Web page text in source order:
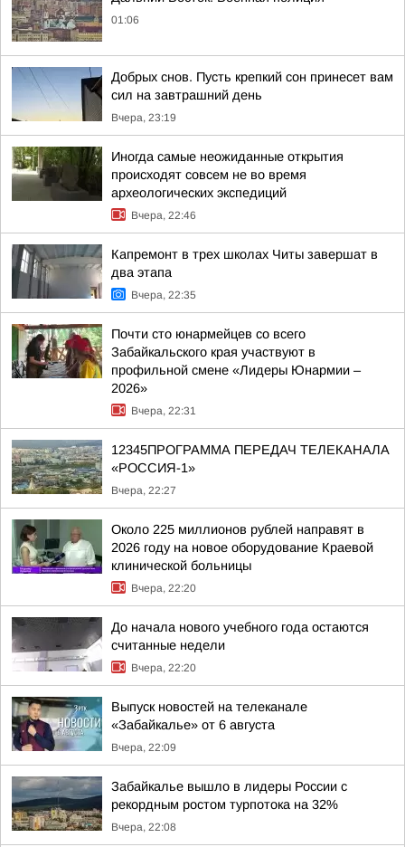
01:06
Добрых снов. Пусть крепкий сон принесет вам
сил на завтрашний день
Вчера, 23:19
Иногда самые неожиданные открытия
происходят совсем не во время
археологических экспедиций
Вчера, 22:46
Капремонт в трех школах Читы завершат в
два этапа
Вчера, 22:35
Почти сто юнармейцев со всего
Забайкальского края участвуют в
профильной смене «Лидеры Юнармии –
2026»
Вчера, 22:31
12345ПРОГРАММА ПЕРЕДАЧ ТЕЛЕКАНАЛА
«РОССИЯ-1»
Вчера, 22:27
Около 225 миллионов рублей направят в
2026 году на новое оборудование Краевой
клинической больницы
Вчера, 22:20
До начала нового учебного года остаются
считанные недели
Вчера, 22:20
Выпуск новостей на телеканале
«Забайкалье» от 6 августа
Вчера, 22:09
Забайкалье вышло в лидеры России с
рекордным ростом турпотока на 32%
Вчера, 22:08